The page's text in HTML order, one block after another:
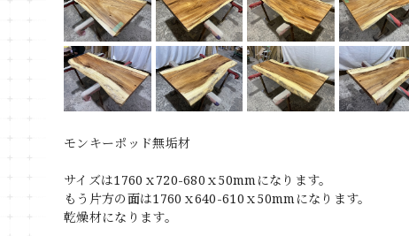
モンキーポッド無垢材
サイズは1760ｘ720-680ｘ50mmになります。
もう片方の面は1760ｘ640-610ｘ50mmになります。
乾燥材になります。